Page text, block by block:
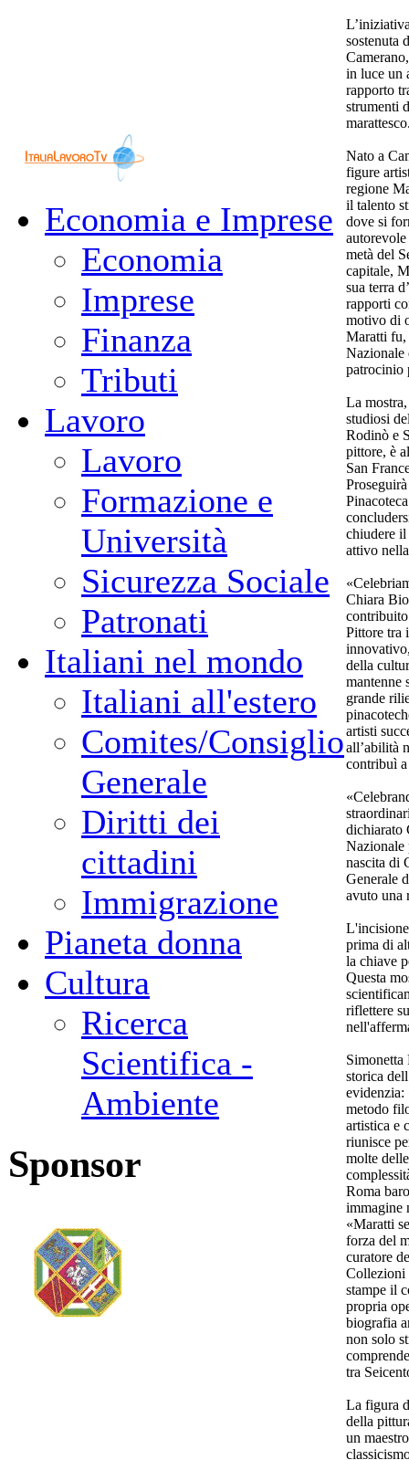
Economia e Imprese
Economia
Imprese
Finanza
Tributi
Lavoro
Lavoro
Formazione e
Università
Sicurezza Sociale
Patronati
Italiani nel mondo
Italiani all'estero
Comites/Consiglio
Generale
Diritti dei
cittadini
Immigrazione
Pianeta donna
Cultura
Ricerca
Scientifica -
Ambiente
Sponsor
sostenuta
in luce un
rapporto
strumenti
Nato a
figure
regione
il talento
dove si
metà del
capitale,
sua terra
rapporti
motivo di
Maratti fu,
Nazionale
patrocinio
La
studiosi
Rodinò e
pittore, è
San
chiudere il
attivo
Chiara
contribuito
Pittore tra
della
mantenne
grande
artisti
all’abilità
contribuì
dichiarato
Nazionale
nascita di
Generale
avuto una
prima di
la chiave
Questa
riflettere
Simonetta
storica
evidenzia:
metodo
artistica e
riunisce
molte
Roma
immagine
«Maratti
forza del
curatore
Collezioni
stampe il
propria
biografia
non solo
tra
La figura
della
un